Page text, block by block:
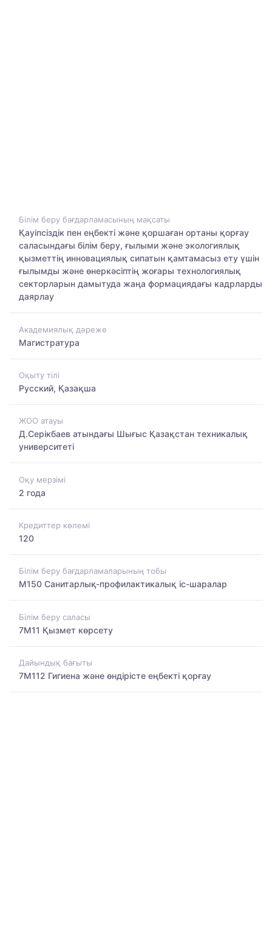
Білім беру бағдарламасының мақсаты
Қауіпсіздік пен еңбекті және қоршаған ортаны қорғау
саласындағы білім беру, ғылыми және экологиялық
қызметтің инновациялық сипатын қамтамасыз ету үшін
ғылымды және өнеркәсіптің жоғары технологиялық
секторларын дамытуда жаңа формациядағы кадрларды
даярлау
Академиялық дәреже
Магистратура
Оқыту тілі
Русский, Қазақша
ЖОО атауы
Д.Серікбаев атындағы Шығыс Қазақстан техникалық
университеті
Оқу мерзімі
2 года
Кредиттер көлемі
120
Білім беру бағдарламаларының тобы
M150 Санитарлық-профилактикалық іс-шаралар
Білім беру саласы
7M11 Қызмет көрсету
Дайындық бағыты
7M112 Гигиена және өндірісте еңбекті қорғау